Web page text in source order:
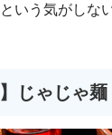
いう気がしない
じゃじゃ麺